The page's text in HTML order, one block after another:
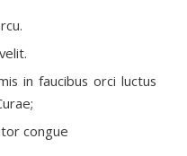
in faucibus orci luctus
congue